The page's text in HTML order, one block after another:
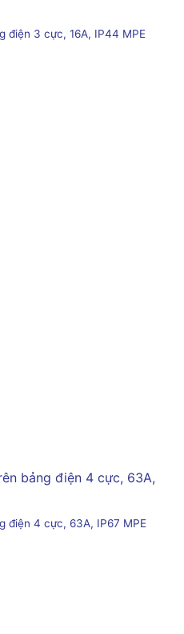
điện 3 cực, 16A, IP44 MPE
điện 4 cực, 63A, IP67 MPE